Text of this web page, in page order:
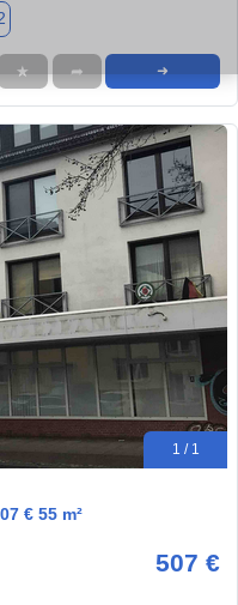
★ ➦ ➜
1 / 1
€ 55 m²
507 €